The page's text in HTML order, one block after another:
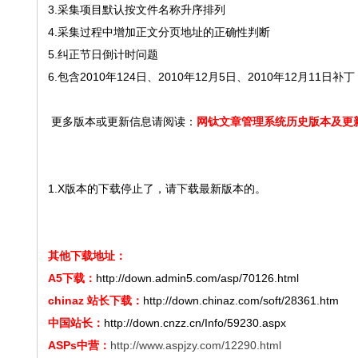
3.采集项目默认按文件名称升序排列
4.采集过程中增加正文分页地址的正确性判断
5.纠正节日倒计时问题
6.包含2010年124日、2010年12月5日、2010年12月11日补丁
更多版本或更新信息请阅读： 网钛文章管理系统历史版本及更
1.X版本的下载停止了，请下载最新版本的。
其他下载地址：
A5下载： http://down.admin5.com/asp/70126.html
chinaz 站长下载： http://down.chinaz.com/soft/28361.htm
中国站长： http://down.cnzz.cn/Info/59230.aspx
ASPs中营： http://www.aspjzy.com/12290.html